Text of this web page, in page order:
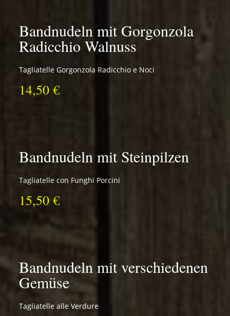
Bandnudeln mit Gorgonzola
Radicchio Walnuss
Tagliatelle Gorgonzola Radicchio e Noci
14,50 €
Bandnudeln mit Steinpilzen
Tagliatelle con Funghi Porcini
15,50 €
Bandnudeln mit verschiedenen
Gemüse
Tagliatelle alle Verdure